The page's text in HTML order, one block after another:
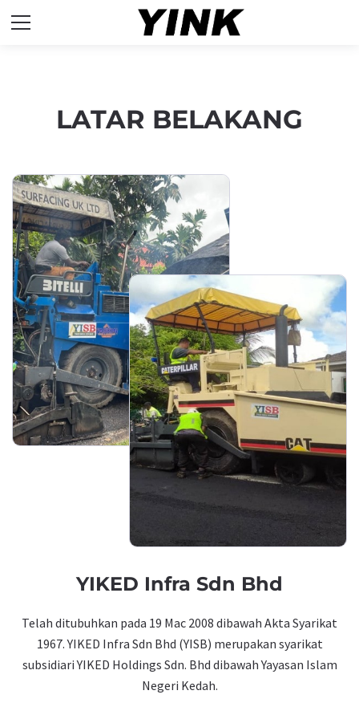
LATAR BELAKANG
YIKED Infra Sdn Bhd
Telah ditubuhkan pada 19 Mac 2008 dibawah Akta Syarikat
1967. YIKED Infra Sdn Bhd (YISB) merupakan syarikat
subsidiari YIKED Holdings Sdn. Bhd dibawah Yayasan Islam
Negeri Kedah.